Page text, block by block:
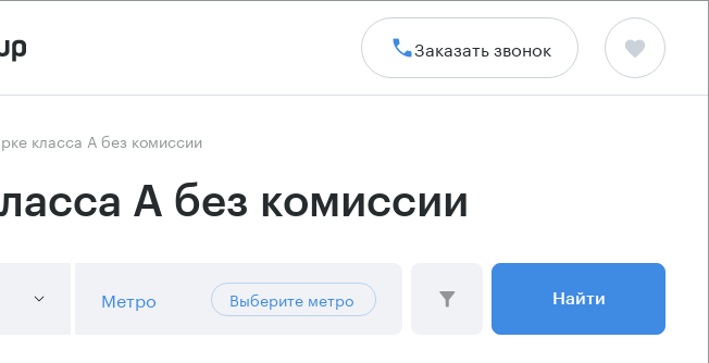
Заказать звонок
класса А без комиссии
А без комиссии
Метро Выберите метро Найти